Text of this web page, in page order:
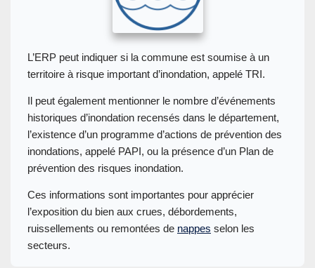
L’ERP peut indiquer si la commune est soumise à un
territoire à risque important d’inondation, appelé TRI.
Il peut également mentionner le nombre d’événements
historiques d’inondation recensés dans le département,
l’existence d’un programme d’actions de prévention des
inondations, appelé PAPI, ou la présence d’un Plan de
prévention des risques inondation.
Ces informations sont importantes pour apprécier
l’exposition du bien aux crues, débordements,
ruissellements ou remontées de nappes selon les
secteurs.